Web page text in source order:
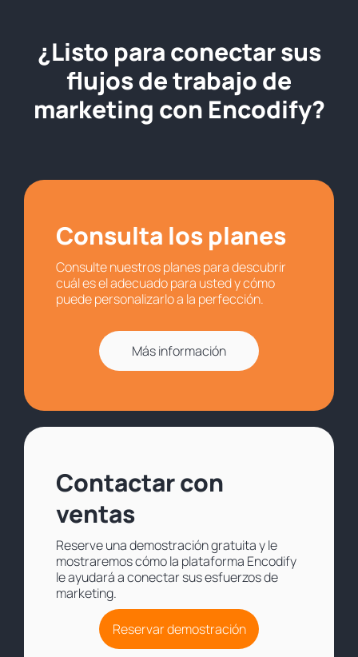
¿Listo para conectar sus
flujos de trabajo de
marketing con Encodify?
Consulta los planes
Consulte nuestros planes para descubrir
cuál es el adecuado para usted y cómo
puede personalizarlo a la perfección.
Más información
Contactar con
ventas
Reserve una demostración gratuita y le
mostraremos cómo la plataforma Encodify
le ayudará a conectar sus esfuerzos de
marketing.
Reservar demostración